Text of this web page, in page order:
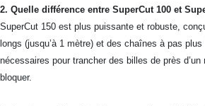
2. Quelle différence entre SuperCut 100 et
SuperCut 150 est plus puissante et robuste,
longs (jusqu’à 1 mètre) et des chaînes à pas plus
nécessaires pour trancher des billes de près
bloquer.